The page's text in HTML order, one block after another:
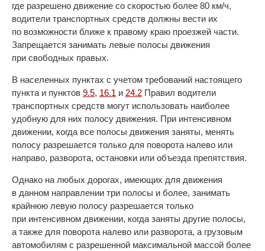
где разрешено движение со скоростью более 80 км/ч,
водители транспортных средств должны вести их
по возможности ближе к правому краю проезжей части.
Запрещается занимать левые полосы движения
при свободных правых.
В населенных пунктах с учетом требований настоящего
пункта и пунктов 9.5, 16.1 и 24.2 Правил водители
транспортных средств могут использовать наиболее
удобную для них полосу движения. При интенсивном
движении, когда все полосы движения заняты, менять
полосу разрешается только для поворота налево или
направо, разворота, остановки или объезда препятствия.
Однако на любых дорогах, имеющих для движения
в данном направлении три полосы и более, занимать
крайнюю левую полосу разрешается только
при интенсивном движении, когда заняты другие полосы,
а также для поворота налево или разворота, а грузовым
автомобилям с разрешенной максимальной массой более